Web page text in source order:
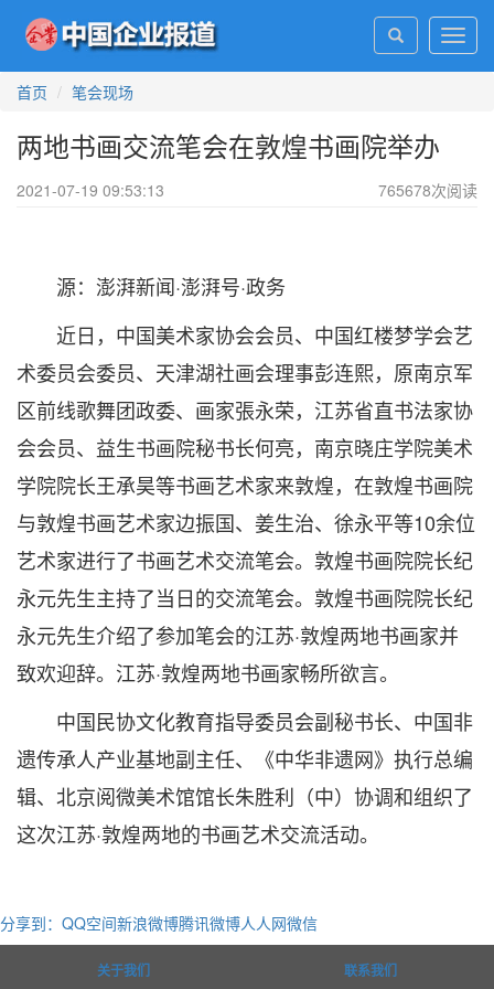
首页
笔会现场
两地书画交流笔会在敦煌书画院举办
2021-07-19 09:53:13 765678次阅读
源：澎湃新闻·澎湃号·政务
近日，中国美术家协会会员、中国红楼梦学会艺
术委员会委员、天津湖社画会理事彭连熙，原南京军
区前线歌舞团政委、画家張永荣，江苏省直书法家协
会会员、益生书画院秘书长何亮，南京晓庄学院美术
学院院长王承昊等书画艺术家来敦煌，在敦煌书画院
与敦煌书画艺术家边振国、姜生治、徐永平等10余位
艺术家进行了书画艺术交流笔会。敦煌书画院院长纪
永元先生主持了当日的交流笔会。敦煌书画院院长纪
永元先生介绍了参加笔会的江苏·敦煌两地书画家并
致欢迎辞。江苏·敦煌两地书画家畅所欲言。
中国民协文化教育指导委员会副秘书长、中国非
遗传承人产业基地副主任、《中华非遗网》执行总编
辑、北京阅微美术馆馆长朱胜利（中）协调和组织了
这次江苏·敦煌两地的书画艺术交流活动。
分享到： QQ空间新浪微博腾讯微博人人网微信
关于我们 联系我们